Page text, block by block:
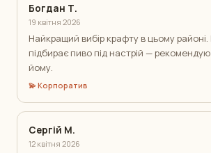
Богдан Т.
19 квітня 2026
Найкращий вибір крафту в цьому
підбирає пиво під настрій —
йому.
💫 Корпоратив
Сергій М.
12 квітня 2026